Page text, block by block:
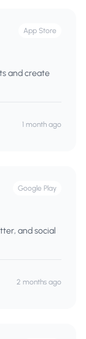
App Store
and create
1 month ago
Google Play
and social
2 months ago